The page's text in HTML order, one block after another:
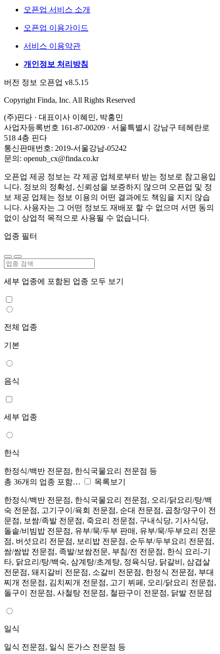
오픈업 서비스 소개
오픈업 이용가이드
서비스 이용약관
개인정보 처리방침
버전 정보 오픈업 v8.5.15
Copyright Finda, Inc. All Rights Reserved
(주)핀다 · 대표이사 이혜민, 박홍민
사업자등록번호 161-87-00209 · 서울특별시 강남구 테헤란로
518 4층 핀다
통신판매번호: 2019-서울강남-05242
문의: openub_cx@finda.co.kr
오픈업 제공 정보는 각 제공 업체로부터 받는 정보로 참고용입
니다. 정보의 정확성, 신뢰성을 보증하지 않으며 오픈업 및 정
보 제공 업체는 정보 이용의 어떤 결과에도 책임을 지지 않습
니다. 사용자는 그 어떤 정보도 재배포 할 수 없으며 서면 동의
없이 상업적 목적으로 사용될 수 없습니다.
업종 필터
세부 업종에 포함된 업종 모두 보기
전체 업종
기본
음식
세부 업종
한식
한정식/백반 전문점, 한식국물요리 전문점 등
총 36개의 업종 포함…
목록보기
한정식/백반 전문점, 한식국물요리 전문점, 오리/닭요리/탕/백
숙 전문점, 고기구이/육회 전문점, 순대 전문점, 곱창/양구이 전
문점, 보쌈/족발 전문점, 죽요리 전문점, 구내식당, 기사식당,
돌솥/비빔밥 전문점, 유부/묵/두부 판매, 유부/묵/두부요리 전문
점, 버섯요리 전문점, 보리밥 전문점, 순두부/두부요리 전문점,
쌈/쌈밥 전문점, 족발/보쌈전문, 부침/전 전문점, 한식 요리-기
타, 닭요리/탕/백숙, 삼계탕/초계탕, 정육식당, 닭갈비, 삼겹살
전문점, 돼지갈비 전문점, 소갈비 전문점, 한정식 전문점, 부대
찌개 전문점, 김치찌개 전문점, 고기 뷔페, 오리/닭요리 전문점,
돌구이 전문점, 사철탕 전문점, 철판구이 전문점, 닭발 전문점
일식
일식 전문점, 일식 돈가스 전문점 등